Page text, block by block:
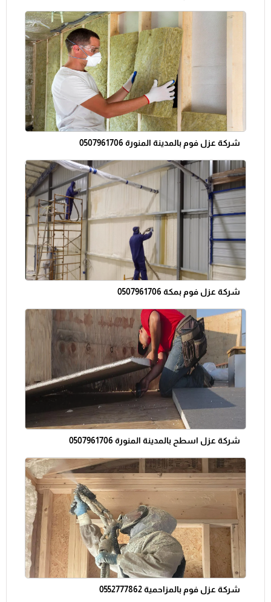
شركة عزل فوم بالمدينة المنورة 0507961706
شركة عزل فوم بمكة 0507961706
شركة عزل اسطح بالمدينة المنورة 0507961706
شركة عزل فوم بالمزاحمية 0552777862